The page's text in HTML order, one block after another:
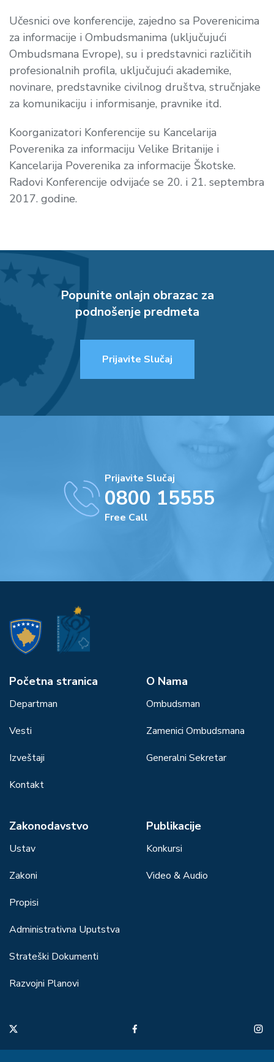
Učesnici ove konferencije, zajedno sa Poverenicima
za informacije i Ombudsmanima (uključujući
Ombudsmana Evrope), su i predstavnici različitih
profesionalnih profila, uključujući akademike,
novinare, predstavnike civilnog društva, stručnjake
za komunikaciju i informisanje, pravnike itd.
Koorganizatori Konferencije su Kancelarija
Poverenika za informaciju Velike Britanije i
Kancelarija Poverenika za informacije Škotske.
Radovi Konferencije odvijaće se 20. i 21. septembra
2017. godine.
Popunite onlajn obrazac za
podnošenje predmeta
Prijavite Slučaj
Prijavite Slučaj
0800 15555
Free Call
Početna stranica
Departman
Vesti
Izveštaji
Kontakt
О Nama
Ombudsman
Zamenici Ombudsmana
Generalni Sekretar
Zakonodavstvo
Ustav
Zakoni
Propisi
Administrativna Uputstva
Strateški Dokumenti
Razvojni Planovi
Publikacije
Konkursi
Video & Audio